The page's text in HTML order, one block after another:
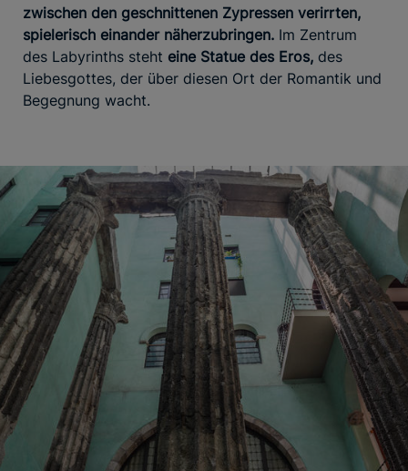
zwischen den geschnittenen Zypressen verirrten,
spielerisch einander näherzubringen. Im Zentrum
des Labyrinths steht eine Statue des Eros, des
Liebesgottes, der über diesen Ort der Romantik und
Begegnung wacht.